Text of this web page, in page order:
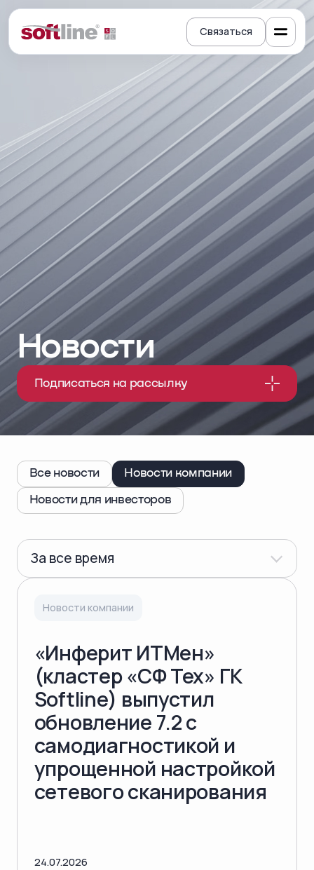
Связаться
Новости
Подписаться на рассылку
Все новости Новости компании
Новости для инвесторов
За все время
Новости компании
«Инферит ИТМен»
(кластер «СФ Тех» ГК
Softline) выпустил
обновление 7.2 с
самодиагностикой и
упрощенной настройкой
сетевого сканирования
24.07.2026